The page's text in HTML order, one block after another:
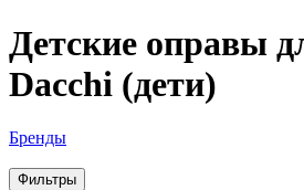
Детские оправы
Dacchi (дети)
Бренды
Фильтры